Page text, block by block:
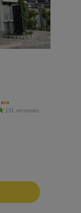
131 recensies